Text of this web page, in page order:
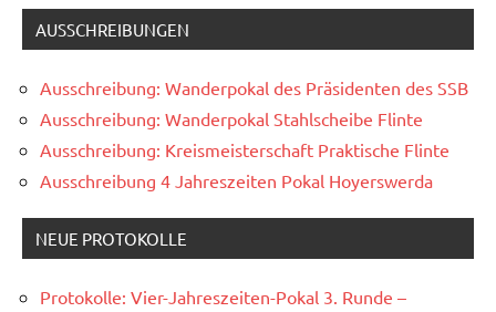
AUSSCHREIBUNGEN
Ausschreibung: Wanderpokal des Präsidenten des SSB
Ausschreibung: Wanderpokal Stahlscheibe Flinte
Ausschreibung: Kreismeisterschaft Praktische Flinte
Ausschreibung 4 Jahreszeiten Pokal Hoyerswerda
NEUE PROTOKOLLE
Protokolle: Vier-Jahreszeiten-Pokal 3. Runde –